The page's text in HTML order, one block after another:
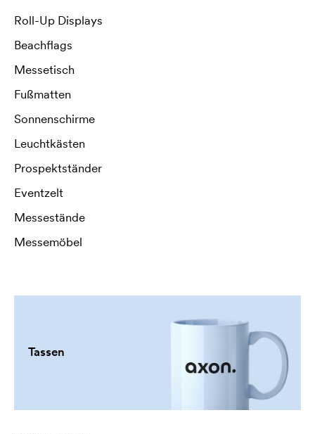
Roll-Up Displays
Beachflags
Messetisch
Fußmatten
Sonnenschirme
Leuchtkästen
Prospektständer
Eventzelt
Messestände
Messemöbel
Tassen